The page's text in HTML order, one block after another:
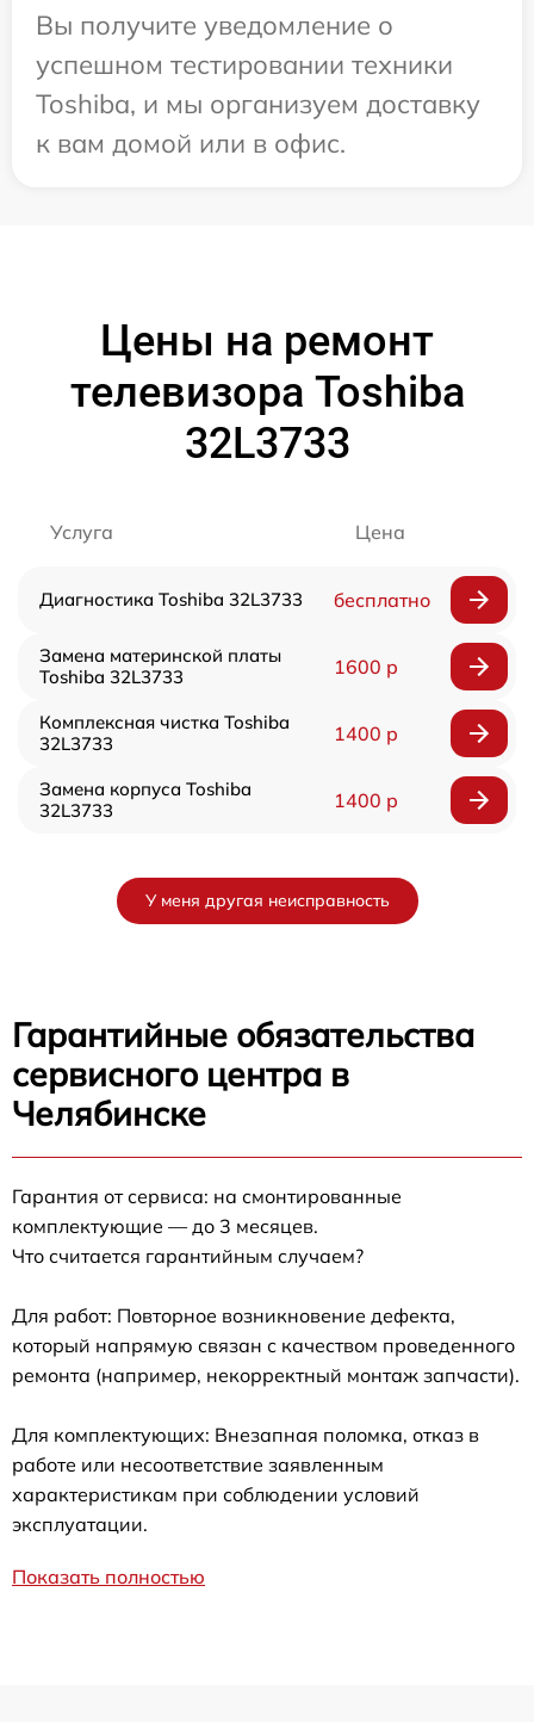
Вы получите уведомление о
успешном тестировании техники
Toshiba, и мы организуем доставку
к вам домой или в офис.
Цены на ремонт
телевизора Toshiba
32L3733
Услуга Цена
Диагностика Toshiba 32L3733 бесплатно
Замена материнской платы
Toshiba 32L3733
1600 р
Комплексная чистка Toshiba
32L3733
1400 р
Замена корпуса Toshiba
32L3733
1400 р
У меня другая неисправность
Гарантийные обязательства
сервисного центра в
Челябинске
Гарантия от сервиса: на смонтированные
комплектующие — до 3 месяцев.
Что считается гарантийным случаем?
Для работ: Повторное возникновение дефекта,
который напрямую связан с качеством проведенного
ремонта (например, некорректный монтаж запчасти).
Для комплектующих: Внезапная поломка, отказ в
работе или несоответствие заявленным
характеристикам при соблюдении условий
эксплуатации.
Показать полностью